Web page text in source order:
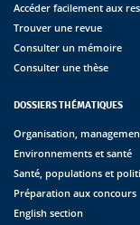
Accéder facilement aux
Trouver une revue
Consulter un mémoire
Consulter une thèse
DOSSIERS THÉMATIQUES
Organisation,
Environnements et santé
Santé, populations et
Préparation aux concours
English section